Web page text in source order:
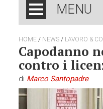
MENU
HOME / NEWS / LAVORO &
Capodanno
contro i
di Marco Santopadre